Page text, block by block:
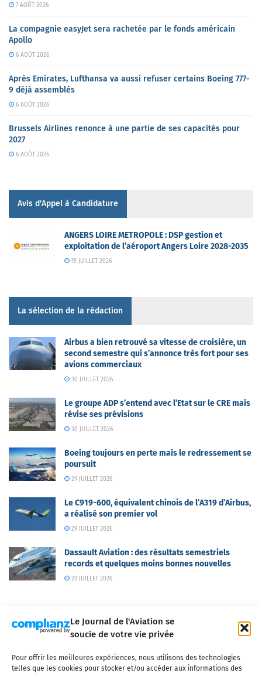
Le Journal de l'Aviation se
soucie de votre vie privée
Pour offrir les meilleures expériences, nous utilisons des technologies
telles que les cookies pour stocker et/ou accéder aux informations des
7 AOÛT 2026
La compagnie easyJet sera rachetée par le fonds américain
Apollo
6 AOÛT 2026
Après Emirates, Lufthansa va aussi refuser certains Boeing 777-
9 déjà assemblés
6 AOÛT 2026
Brussels Airlines renonce à une partie de ses capacités pour
2027
6 AOÛT 2026
Avis d'Appel à Candidature
ANGERS LOIRE METROPOLE : DSP gestion et
exploitation de l’aéroport Angers Loire 2028-2035
15 JUILLET 2026
La sélection de la rédaction
Airbus a bien retrouvé sa vitesse de croisière, un
second semestre qui s’annonce très fort pour ses
avions commerciaux
30 JUILLET 2026
Le groupe ADP s’entend avec l’Etat sur le CRE mais
révise ses prévisions
30 JUILLET 2026
Boeing toujours en perte mais le redressement se
poursuit
29 JUILLET 2026
Le C919-600, équivalent chinois de l’A319 d’Airbus,
a réalisé son premier vol
29 JUILLET 2026
Dassault Aviation : des résultats semestriels
records et quelques moins bonnes nouvelles
23 JUILLET 2026
Qui sommes-nous ? Nous contacter
Partenaires